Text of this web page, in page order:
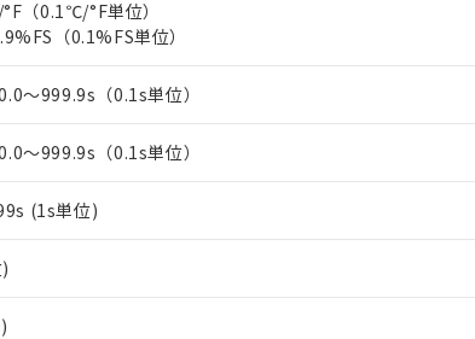
（0.1℃/°F単位）
（0.1%FS単位）
～999.9s（0.1s単位）
～999.9s（0.1s単位）
(1s単位)